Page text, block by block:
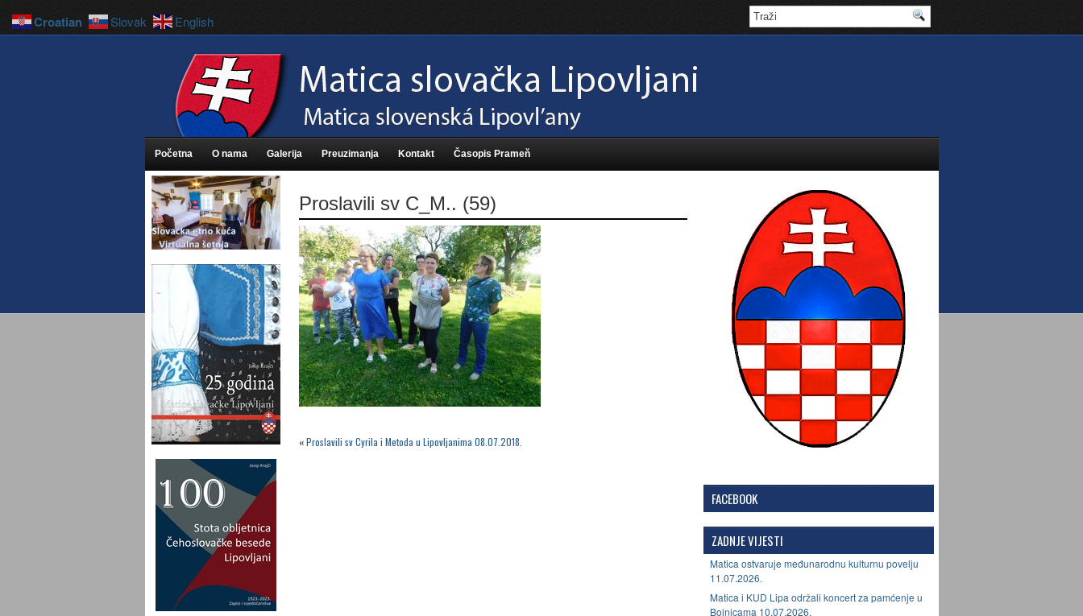
Početna O nama Galerija Preuzimanja Kontakt Časopis Prameň
Proslavili sv C_M.. (59)
«Proslavili sv Cyrila i Metoda u Lipovljanima 08.07.2018.
FACEBOOK
ZADNJE VIJESTI
Matica ostvaruje međunarodnu kulturnu povelju
11.07.2026.
Matica i KUD Lipa održali koncert za pamćenje u
Bojnicama 10.07.2026.
Croatian Slovak English